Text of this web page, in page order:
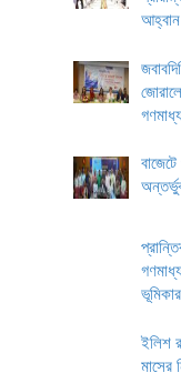
আহ্বান
ইলিশ
মাসের